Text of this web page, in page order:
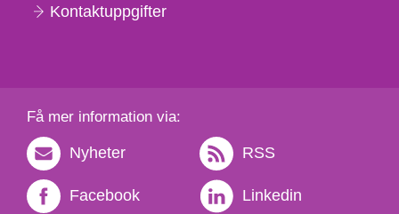
Kontaktuppgifter
Få mer information via:
Nyheter RSS
Facebook Linkedin